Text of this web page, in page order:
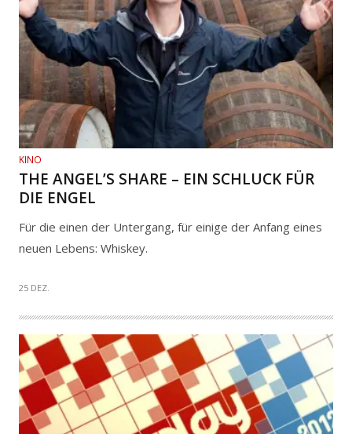
KINO
THE ANGEL’S SHARE – EIN SCHLUCK FÜR
DIE ENGEL
Für die einen der Untergang, für einige der Anfang eines
neuen Lebens: Whiskey.
25 DEZ.